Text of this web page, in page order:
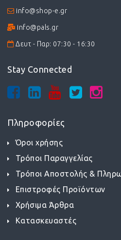
info@shop-e.gr
info@pals.gr
Δευτ - Παρ: 07:30 - 16:30
Stay Connected
Πληροφορίες
Όροι χρήσης
Τρόποι Παραγγελίας
Τρόποι Αποστολής &
Επιστροφές Προϊόντων
Χρήσιμα Άρθρα
Κατασκευαστές